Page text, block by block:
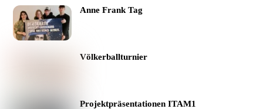
Anne Frank Tag
Völkerballturnier
Projektpräsentationen ITAM1